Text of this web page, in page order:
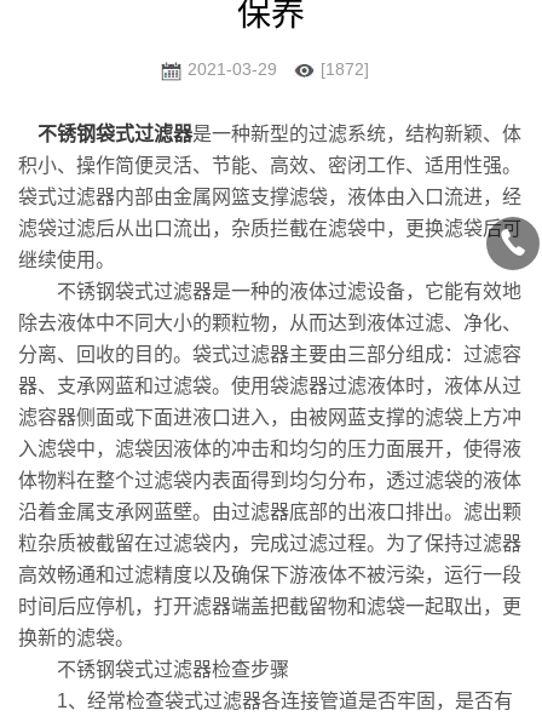
保养
2021-03-29 [1872]
不锈钢袋式过滤器是一种新型的过滤系统，结构新颖、体
积小、操作简便灵活、节能、高效、密闭工作、适用性强。
袋式过滤器内部由金属网篮支撑滤袋，液体由入口流进，经
滤袋过滤后从出口流出，杂质拦截在滤袋中，更换滤袋后可
继续使用。
不锈钢袋式过滤器是一种的液体过滤设备，它能有效地
除去液体中不同大小的颗粒物，从而达到液体过滤、净化、
分离、回收的目的。袋式过滤器主要由三部分组成：过滤容
器、支承网蓝和过滤袋。使用袋滤器过滤液体时，液体从过
滤容器侧面或下面进液口进入，由被网蓝支撑的滤袋上方冲
入滤袋中，滤袋因液体的冲击和均匀的压力面展开，使得液
体物料在整个过滤袋内表面得到均匀分布，透过滤袋的液体
沿着金属支承网蓝壁。由过滤器底部的出液口排出。滤出颗
粒杂质被截留在过滤袋内，完成过滤过程。为了保持过滤器
高效畅通和过滤精度以及确保下游液体不被污染，运行一段
时间后应停机，打开滤器端盖把截留物和滤袋一起取出，更
换新的滤袋。
不锈钢袋式过滤器检查步骤
1、经常检查袋式过滤器各连接管道是否牢固，是否有